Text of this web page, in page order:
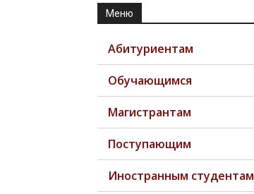
Меню
Абитуриентам
Обучающимся
Магистрантам
Поступающим
Иностранным студентам